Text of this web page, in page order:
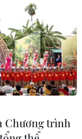
Chương trình